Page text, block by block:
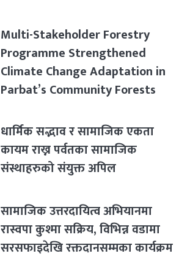
Multi-Stakeholder Forestry
Programme Strengthened
Climate Change Adaptation in
Parbat’s Community Forests
धार्मिक सद्भाव र सामाजिक एकता
कायम राख्न पर्वतका सामाजिक
संस्थाहरुको संयुक्त अपिल
सामाजिक उत्तरदायित्व अभियानमा
रास्वपा कुश्मा सक्रिय, विभिन्न वडामा
सरसफाइदेखि रक्तदानसम्मका कार्यक्रम